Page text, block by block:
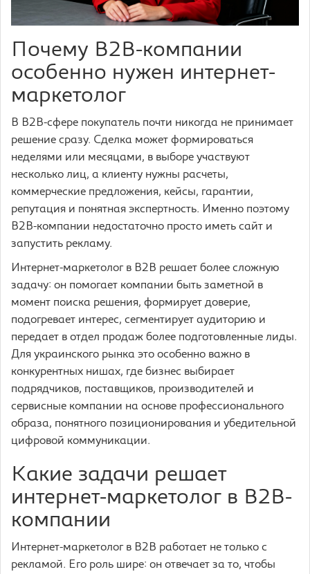
Почему B2B-компании
особенно нужен интернет-
маркетолог
В B2B-сфере покупатель почти никогда не принимает
решение сразу. Сделка может формироваться
неделями или месяцами, в выборе участвуют
несколько лиц, а клиенту нужны расчеты,
коммерческие предложения, кейсы, гарантии,
репутация и понятная экспертность. Именно поэтому
B2B-компании недостаточно просто иметь сайт и
запустить рекламу.
Интернет-маркетолог в B2B решает более сложную
задачу: он помогает компании быть заметной в
момент поиска решения, формирует доверие,
подогревает интерес, сегментирует аудиторию и
передает в отдел продаж более подготовленные лиды.
Для украинского рынка это особенно важно в
конкурентных нишах, где бизнес выбирает
подрядчиков, поставщиков, производителей и
сервисные компании на основе профессионального
образа, понятного позиционирования и убедительной
цифровой коммуникации.
Какие задачи решает
интернет-маркетолог в B2B-
компании
Интернет-маркетолог в B2B работает не только с
рекламой. Его роль шире: он отвечает за то, чтобы